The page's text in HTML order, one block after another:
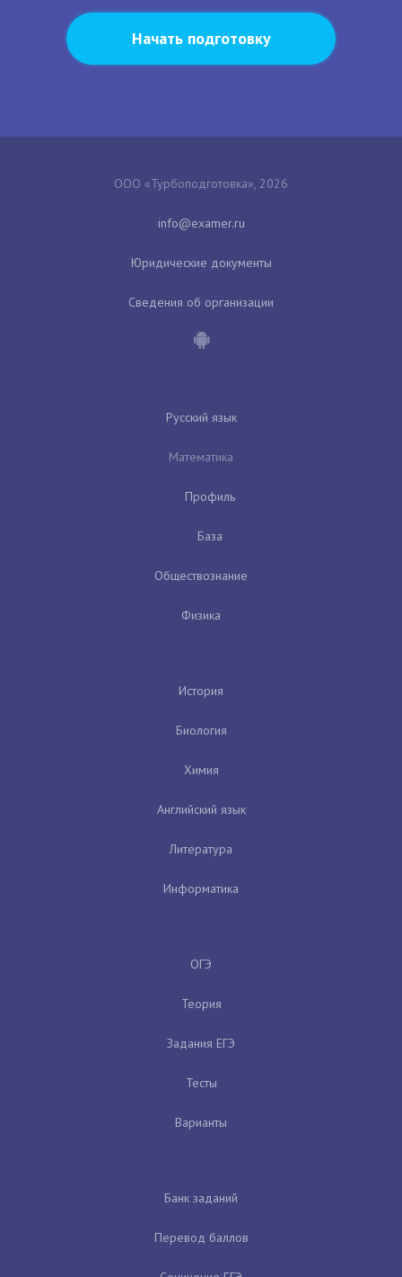
Начать подготовку
ООО «Турбоподготовка», 2026
Юридические документы
Сведения об организации
Русский язык
Математика
Профиль
База
Обществознание
Физика
История
Биология
Химия
Английский язык
Литература
Информатика
ОГЭ
Теория
Задания ЕГЭ
Тесты
Варианты
Банк заданий
Перевод баллов